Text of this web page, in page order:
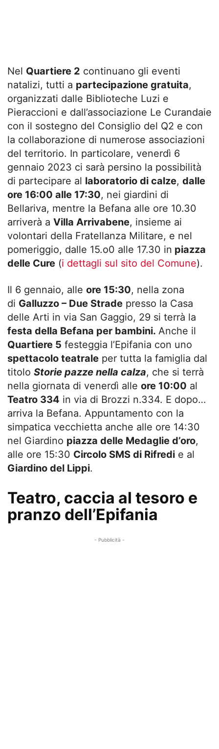
Nel Quartiere 2 continuano gli eventi
natalizi, tutti a partecipazione gratuita,
organizzati dalle Biblioteche Luzi e
Pieraccioni e dall’associazione Le Curandaie
con il sostegno del Consiglio del Q2 e con
la collaborazione di numerose associazioni
del territorio. In particolare, venerdì 6
gennaio 2023 ci sarà persino la possibilità
di partecipare al laboratorio di calze, dalle
ore 16:00 alle 17:30, nei giardini di
Bellariva, mentre la Befana alle ore 10.30
arriverà a Villa Arrivabene, insieme ai
volontari della Fratellanza Militare, e nel
pomeriggio, dalle 15.o0 alle 17.30 in piazza
delle Cure (i dettagli sul sito del Comune).
Il 6 gennaio, alle ore 15:30, nella zona
di Galluzzo – Due Strade presso la Casa
delle Arti in via San Gaggio, 29 si terrà la
festa della Befana per bambini. Anche il
Quartiere 5 festeggia l’Epifania con uno
spettacolo teatrale per tutta la famiglia dal
titolo Storie pazze nella calza, che si terrà
nella giornata di venerdì alle ore 10:00 al
Teatro 334 in via di Brozzi n.334. E dopo…
arriva la Befana. Appuntamento con la
simpatica vecchietta anche alle ore 14:30
nel Giardino piazza delle Medaglie d’oro,
alle ore 15:30 Circolo SMS di Rifredi e al
Giardino del Lippi.
Teatro, caccia al tesoro e
pranzo dell’Epifania
- Pubblicità -